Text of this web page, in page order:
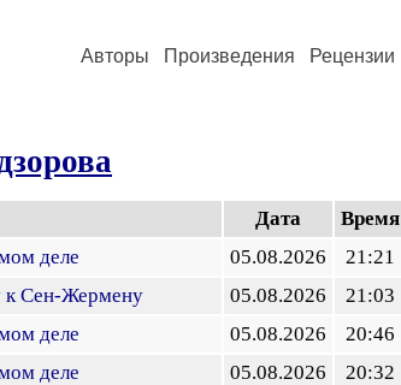
Авторы Произведения Рецензии
Дата Время
деле 05.08.2026 21:21
к Сен-Жермену 05.08.2026 21:03
деле 05.08.2026 20:46
деле 05.08.2026 20:32